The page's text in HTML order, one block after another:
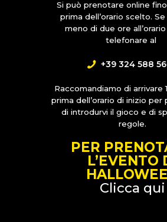
Si può prenotare online
prima dell’orario scelto.
meno di due ore
telefonare al
+39 324 588
Raccomandiamo di arrivare
prima dell’orario di inizio
di introdurvi il gioco e di
regole.
PER
L’EVENTO
Clicca qui